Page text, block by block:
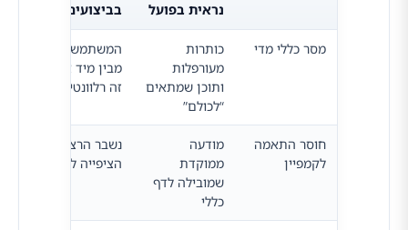
נראית בפועל
בביצועים
מסר כללי מדי
כותרות
מעורפלות
ותוכן שמתאים
“לכולם”
המשתמש לא
מבין מיד אם
זה רלוונטי אליו
חוסר התאמה
לקמפיין
מודעה
ממוקדת
שמובילה לדף
כללי
נשבר הרצף בין
הציפייה לחוויה